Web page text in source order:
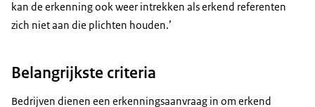
kan de erkenning ook weer intrekken als erkend referenten
zich niet aan die plichten houden.’
Belangrijkste criteria
Bedrijven dienen een erkenningsaanvraag in om erkend